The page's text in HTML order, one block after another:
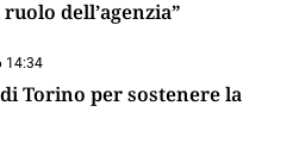
dell’agenzia”
14:34
Torino per sostenere la